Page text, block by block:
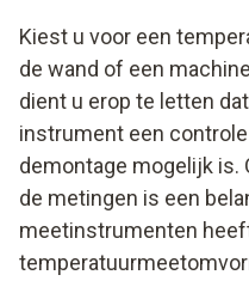
Kiest u voor een
de wand of een
dient u erop te letten
instrument een
demontage mogelijk is.
de metingen is een
meetinstrumenten